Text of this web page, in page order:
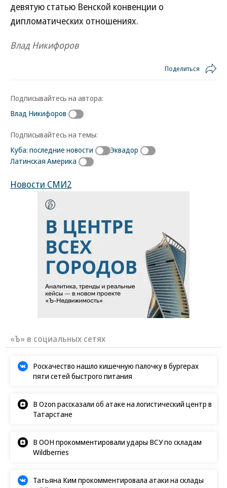
девятую статью Венской конвенции о
дипломатических отношениях.
Влад Никифоров
Поделиться
Подписывайтесь на автора:
Влад Никифоров
Подписывайтесь на темы:
Куба: последние новости
Эквадор
Латинская Америка
Новости СМИ2
«Ъ» в социальных сетях
Роскачество нашло кишечную палочку в бургерах
пяти сетей быстрого питания
В Ozon рассказали об атаке на логистический центр в
Татарстане
В ООН прокомментировали удары ВСУ по складам
Wildberries
Татьяна Ким прокомментировала атаки на склады